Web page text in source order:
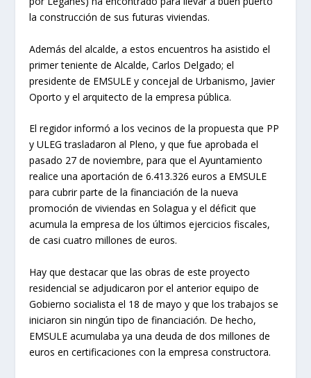
la construcción de sus futuras viviendas.
Además del alcalde, a estos encuentros ha asistido el
primer teniente de Alcalde, Carlos Delgado; el
presidente de EMSULE y concejal de Urbanismo, Javier
Oporto y el arquitecto de la empresa pública.
El regidor informó a los vecinos de la propuesta que PP
y ULEG trasladaron al Pleno, y que fue aprobada el
pasado 27 de noviembre, para que el Ayuntamiento
realice una aportación de 6.413.326 euros a EMSULE
para cubrir parte de la financiación de la nueva
promoción de viviendas en Solagua y el déficit que
acumula la empresa de los últimos ejercicios fiscales,
de casi cuatro millones de euros.
Hay que destacar que las obras de este proyecto
residencial se adjudicaron por el anterior equipo de
Gobierno socialista el 18 de mayo y que los trabajos se
iniciaron sin ningún tipo de financiación. De hecho,
EMSULE acumulaba ya una deuda de dos millones de
euros en certificaciones con la empresa constructora.